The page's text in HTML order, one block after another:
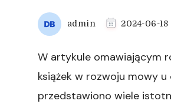
admin 2024-06-18
W artykule omawiającym
książek w rozwoju mowy u
przedstawiono wiele